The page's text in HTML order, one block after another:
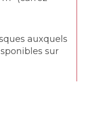
auxquels
sur